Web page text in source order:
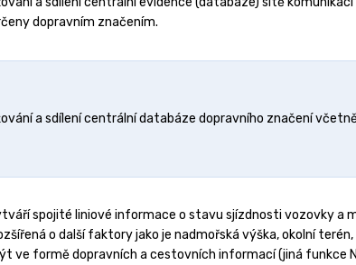
dopravním značením.
a sdílení centrální databáze dopravního značení
spojité liniové informace o stavu sjízdnosti vozovky a
o další faktory jako je nadmořská výška, okolní
ve formě dopravních a cestovních informací (jiná funkce